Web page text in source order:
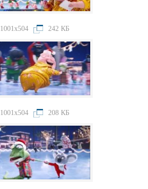
1001x504 242 КБ
1001x504 208 КБ